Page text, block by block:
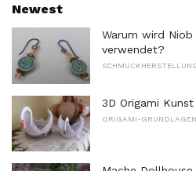
Newest
Warum wird
verwendet?
3D Origami Kunst
ORIGAMI-GRUNDLAGEN